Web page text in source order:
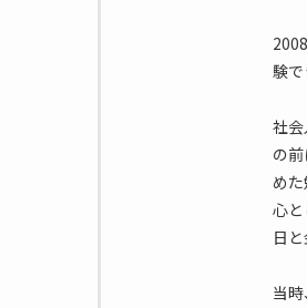
験で
社
の
め
心
日
当